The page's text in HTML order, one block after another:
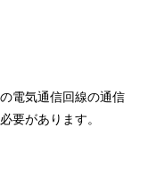
電気通信回線の通信
要があります。